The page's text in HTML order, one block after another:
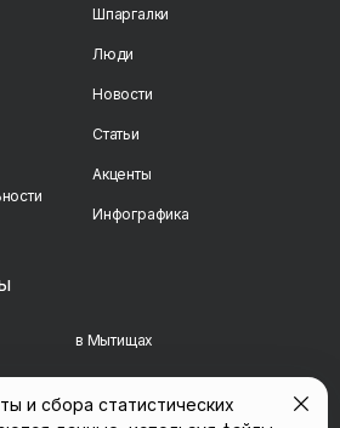
Шпаргалки
Люди
Новости
Статьи
Акценты
Инфографика
в Мытищах
и сбора статистических